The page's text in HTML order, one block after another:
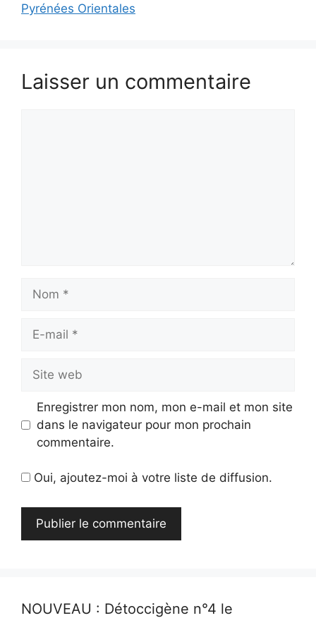
Pyrénées Orientales
Laisser un commentaire
mail
web
Enregistrer mon nom, mon e-mail et mon site
dans le navigateur pour mon prochain
commentaire.
Oui, ajoutez-moi à votre liste de diffusion.
NOUVEAU : Détoccigène n°4 le